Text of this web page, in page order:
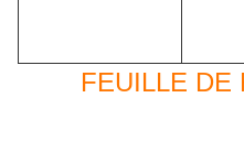
FEUILLE DE